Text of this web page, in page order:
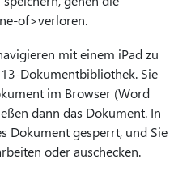
of>verloren.
mit einem iPad zu
Dokumentbibliothek. Sie
im Browser (Word
dann das Dokument. In
Dokument gesperrt, und Sie
oder auschecken.